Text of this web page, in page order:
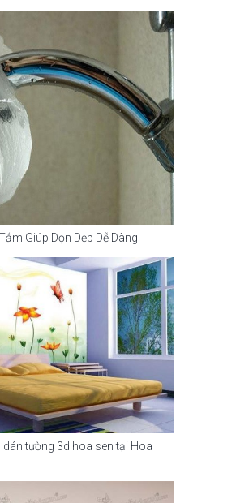
Giúp Dọn Dẹp Dễ Dàng
tường 3d hoa sen tại Hoa